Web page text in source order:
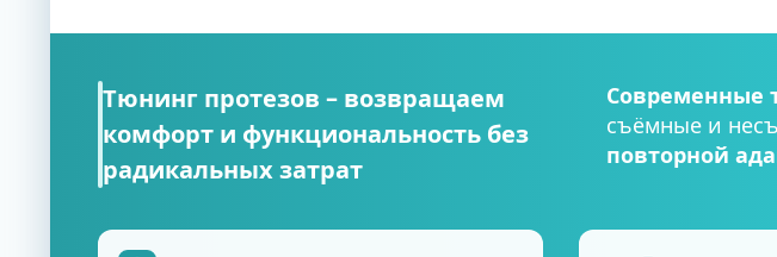
Тюнинг протезов – возвращаем
комфорт и функциональность без
радикальных затрат
Современные
съёмные и
повторной